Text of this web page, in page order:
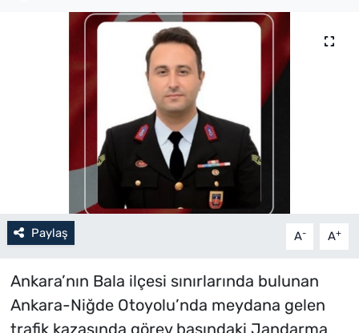
Paylaş A- A+
Ankara’nın Bala ilçesi sınırlarında bulunan
Ankara-Niğde Otoyolu’nda meydana gelen